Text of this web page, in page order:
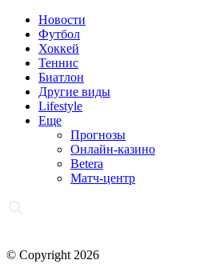
Новости
Футбол
Хоккей
Теннис
Биатлон
Другие виды
Lifestyle
Еще
Прогнозы
Онлайн-казино
Betera
Матч-центр
© Copyright 2026